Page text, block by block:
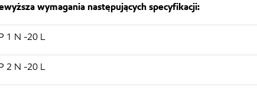
wymagania następujących specyfikacji:
1 N -20 L
2 N -20 L